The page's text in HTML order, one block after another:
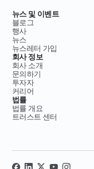
뉴스 및 이벤트
블로그
행사
뉴스
뉴스레터 가입
회사 정보
회사 소개
문의하기
투자자
커리어
법률
법률 개요
트러스트 센터